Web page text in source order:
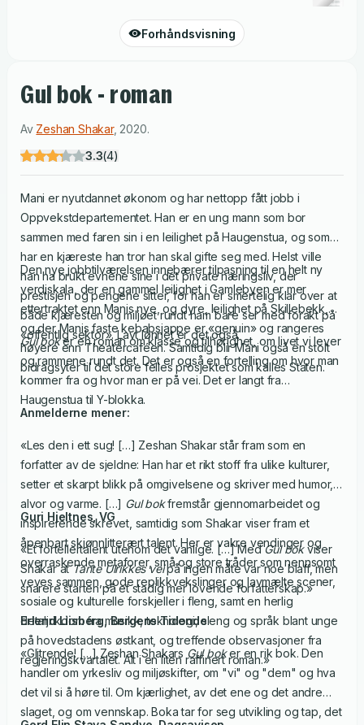
Forhåndsvisning
Gul bok - roman
Av Zeshan Shakar, 2020.
3.3(4)
Mani er nyutdannet økonom og har nettopp fått jobb i
Oppvekstdepartementet. Han er en ung mann som bor
sammen med faren sin i en leilighet på Haugenstua, og som
har en kjæreste han tror han skal gifte seg med. Helst ville
han ha brukt evnene sine i det private næringsliv, der
prestisjen og pengene sitter, for han er smertelig klar over at
både kjæresten og miljøet rundt ham bare ser med forakt på
«offentlig sektor». Lavt lønnet er det også.
Den nye jobbtilværelsen innebærer tilpasning til en helt ny
verdiskala, der en gammel leilighet i Gamlebyen er mer
ettertraktet enn Manis nye, og dyre, leilighet på Skillebekk,
og der Manis faste kebabsjappe er «genuin» og rangeres
høyere enn Theatercaféen. Samtidig blir Mani også en stolt
bidragsyter til det store felles prosjektet som kalles Staten.
Gul boker en roman om klasse og tilhørighet, om livet vi lever
og rammene rundt det. Det er også en fortelling om hvor man
kommer fra og hvor man er på vei. Det er langt fra
Haugenstua til Y-blokka.
Anmelderne mener:
«Les den i ett sug! […] Zeshan Shakar står fram som en
forfatter av de sjeldne: Han har et rikt stoff fra ulike kulturer,
setter et skarpt blikk på omgivelsene og skriver med humor,
alvor og varme. […] Gul bokfremstår gjennomarbeidet og
inspirerende skrevet, samtidig som Shakar viser fram et
åpenbart skjønnlitterært talent. Her er vakre vendinger og
overraskende metaforer, små og store tråder som nennsomt
veves sammen, gode replikkvekslinger og lavmælte scener,
sosiale og kulturelle forskjeller i fleng, samt en herlig
detaljrikdom fra musikk, teknologi, sleng og språk blant unge
på hovedstadens østkant, og treffende observasjoner fra
regjeringskvartalet. Alt i en liten raffinert roman.»
Guri Hjeltnes,VG
«Et fortellertalent utenom det vanlige. […] MedGul bokviser
Shakar atTante Ulrikkes veipå ingen måte var noe blaff, men
snarere starten på et stadig mer lovende forfatterskap.»
Erlend Liisberg,Bergens Tidende
«Glitrende! […] Zeshan Shakars Gul boker en rik bok. Den
handler om yrkesliv og miljøskifter, om "vi" og "dem" og hva
det vil si å høre til. Om kjærlighet, av det ene og det andre
slaget, og om vennskap. Boka tar for seg utvikling og tap, det